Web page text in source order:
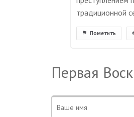
традиционной
Пометить
Первая